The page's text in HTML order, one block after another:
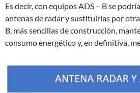
Es decir, con equipos ADS – B se
antenas de radar y sustituirlas por
B, más sencillas de construcción,
consumo energético y, en definitiva,